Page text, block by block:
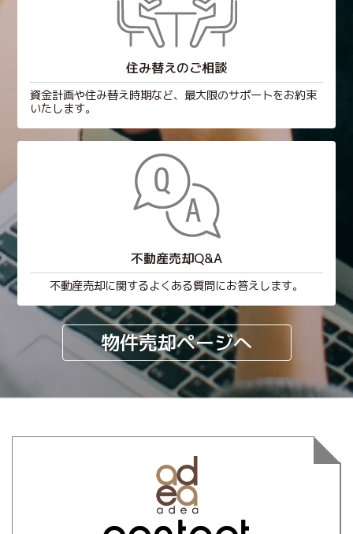
住み替えのご相談
資金計画や住み替え時期など、最大限のサポートをお約束
いたします。
不動産売却Q&A
不動産売却に関するよくある質問にお答えします。
物件売却ページへ